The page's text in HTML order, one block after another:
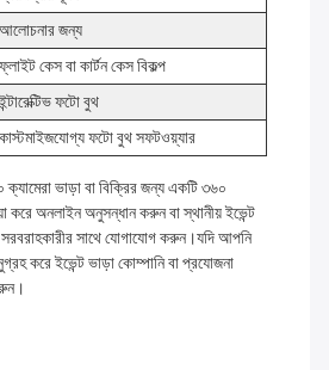
আলোচনার জন্য
ফ্লাইট কেস বা কার্টন কেস বিকল্প
ইন্টারেক্টিভ ফটো বুথ
কাস্টমাইজযোগ্য ফটো বুথ সফটওয়্যার
ভাড়া বা বিক্রির জন্য একটি ৩৬০
করে অনলাইন অনুসন্ধান করুন বা স্থানীয় ইভেন্ট
সরবরাহকারীর সাথে যোগাযোগ করুন।যদি আপনি
করে ইভেন্ট ভাড়া কোম্পানি বা প্রযোজনা